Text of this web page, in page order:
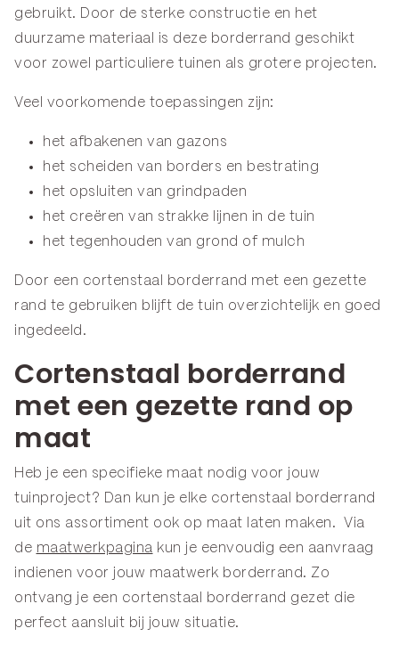
gebruikt. Door de sterke constructie en het
duurzame materiaal is deze borderrand geschikt
voor zowel particuliere tuinen als grotere projecten.
Veel voorkomende toepassingen zijn:
het afbakenen van gazons
het scheiden van borders en bestrating
het opsluiten van grindpaden
het creëren van strakke lijnen in de tuin
het tegenhouden van grond of mulch
Door een cortenstaal borderrand met een gezette
rand te gebruiken blijft de tuin overzichtelijk en goed
ingedeeld.
Cortenstaal borderrand
met een gezette rand op
maat
Heb je een specifieke maat nodig voor jouw
tuinproject? Dan kun je elke cortenstaal borderrand
uit ons assortiment ook op maat laten maken. Via
de maatwerkpagina kun je eenvoudig een aanvraag
indienen voor jouw maatwerk borderrand. Zo
ontvang je een cortenstaal borderrand gezet die
perfect aansluit bij jouw situatie.